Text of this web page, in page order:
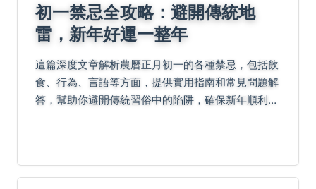
初一禁忌全攻略：避開傳統地
雷，新年好運一整年
這篇深度文章解析農曆正月初一的各種禁忌，包括飲
食、行為、言語等方面，提供實用指南和常見問題解
答，幫助你避開傳統習俗中的陷阱，確保新年順利。